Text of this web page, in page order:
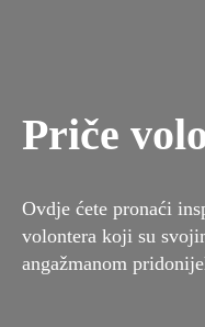
Priče
Ovdje ćete pronaći
volontera koji su
angažmanom